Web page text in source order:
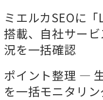
ミエルカSEOに「
搭載、自社サー
況を一括確認
ポイント整理 —
を一括モニタリ